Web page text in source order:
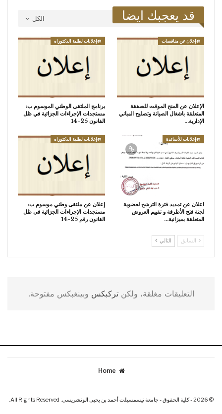
الكل قد يعجبك ايضا
@إعلان عن مناقصات
الإعلان عن المنح الموقت للصفقة
المتعلقة باشغال الصيانة وتصليح المباني
الإدارية…
@إعلانات لطلبة الدكتوراه
برنامج الملتقى الوطني الموسوم ب:
مستجدات الإجراءات الجزائية في ظل
القانون 25-14
@إعلانات للأساتذة
اعلان عن تمديد فترة الترشح لعضوية
لجنة فتح الأظرفة و تقييم العروض
المتعلقة بميزانية…
@إعلانات لطلبة الدكتوراه
إعلان عن ملتقى وطني موسوم ب:
مستجدات الإجراءات الجزائية في ظل
القانون رقم 25-14
السابق التالي
التعليقات مغلقة، ولكنتركبكس وبينغبكس مفتوحة.
Home
© 2026 - كلية الحقوق - جامعة تيسمسيلت أحمد بن يحيى الونشريسي. All Rights Reserved.